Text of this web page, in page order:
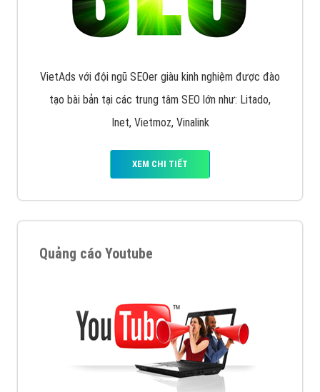
VietAds với đội ngũ SEOer giàu kinh nghiệm được đào
tạo bài bản tại các trung tâm SEO lớn như: Litado,
Inet, Vietmoz, Vinalink
XEM CHI TIẾT
Quảng cáo Youtube